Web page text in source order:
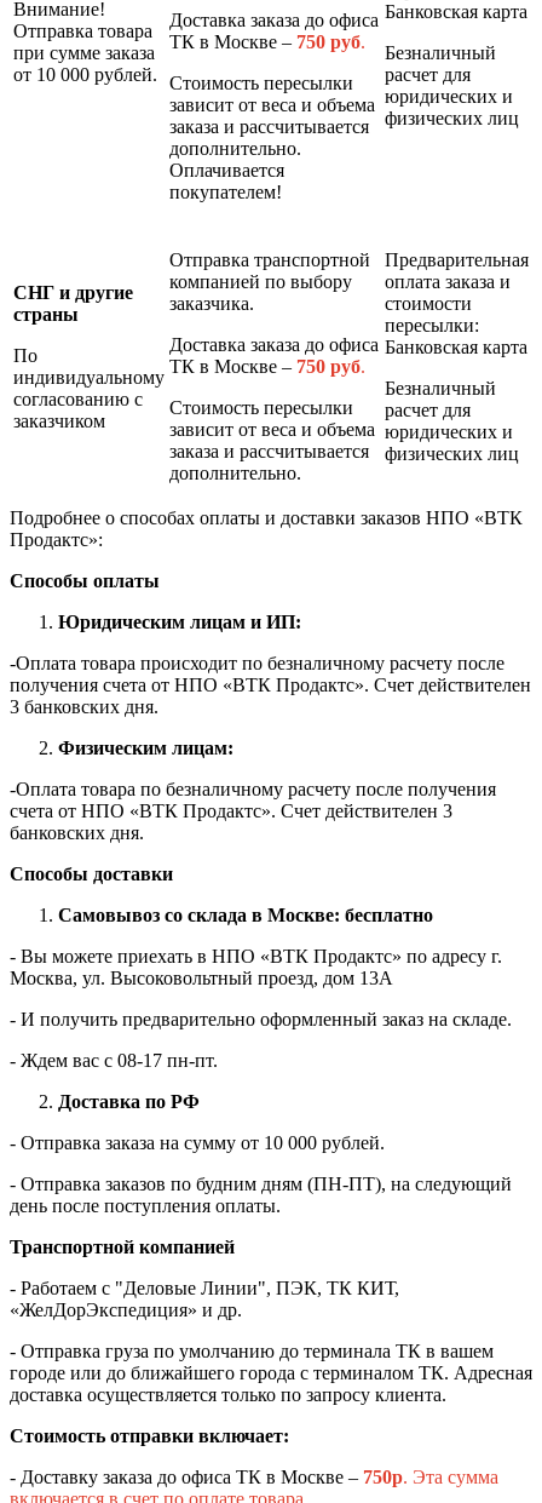
Внимание!
Отправка товара
при сумме заказа
от 10 000 рублей.
Доставка заказа до офиса
ТК в Москве – 750 руб.
Стоимость пересылки
зависит от веса и объема
заказа и рассчитывается
дополнительно.
Оплачивается
покупателем!
Банковская карта
Безналичный
расчет для
юридических и
физических лиц
СНГ и другие
страны
По
индивидуальному
согласованию с
заказчиком
Отправка транспортной
компанией по выбору
заказчика.
Доставка заказа до офиса
ТК в Москве – 750 руб.
Стоимость пересылки
зависит от веса и объема
заказа и рассчитывается
дополнительно.
Предварительная
оплата заказа и
стоимости
пересылки:
Банковская карта
Безналичный
расчет для
юридических и
физических лиц
Подробнее о способах оплаты и доставки заказов НПО «ВТК
Продактс»:
Способы оплаты
Юридическим лицам и ИП:
-Оплата товара происходит по безналичному расчету после
получения счета от НПО «ВТК Продактс». Счет действителен
3 банковских дня.
Физическим лицам:
-Оплата товара по безналичному расчету после получения
счета от НПО «ВТК Продактс». Счет действителен 3
банковских дня.
Способы доставки
Самовывоз со склада в Москве: бесплатно
- Вы можете приехать в НПО «ВТК Продактс» по адресу г.
Москва, ул. Высоковольтный проезд, дом 13А
- И получить предварительно оформленный заказ на складе.
- Ждем вас c 08-17 пн-пт.
Доставка по РФ
- Отправка заказа на сумму от 10 000 рублей.
- Отправка заказов по будним дням (ПН-ПТ), на следующий
день после поступления оплаты.
Транспортной компанией
- Работаем с "Деловые Линии", ПЭК, ТК КИТ,
«ЖелДорЭкспедиция» и др.
- Отправка груза по умолчанию до терминала ТК в вашем
городе или до ближайшего города с терминалом ТК. Адресная
доставка осуществляется только по запросу клиента.
Стоимость отправки включает:
- Доставку заказа до офиса ТК в Москве – 750р. Эта сумма
включается в счет по оплате товара.